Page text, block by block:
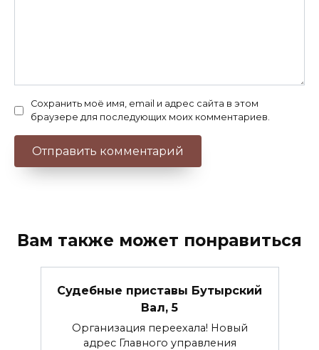
Сохранить моё имя, email и адрес сайта в этом
браузере для последующих моих комментариев.
Вам также может понравиться
Судебные приставы Бутырский
Вал, 5
Организация переехала! Новый
адрес Главного управления